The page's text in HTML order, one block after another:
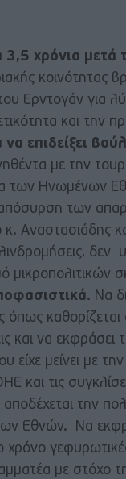
3,5 χρόνια
κοινότητας
Ερντογάν για
και την
επιδείξει
με την
Ηνωμένων
των
Αναστασιάδης
μικροπολιτικών
Να
όπως
και να εκφράσει
είχε μείνει με
και τις
την
Εθνών. Να
με στόχο